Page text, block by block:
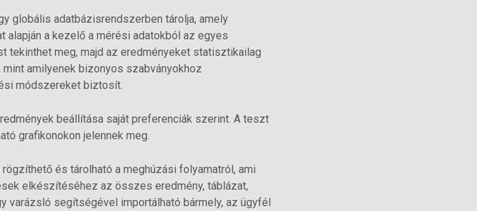
globális adatbázisrendszerben tárolja, amely
a kezelő a mérési adatokból az egyes
tekinthet meg, majd az eredményeket statisztikailag
amilyenek bizonyos szabványokhoz
módszereket biztosít.
beállítása saját preferenciák szerint. A teszt
grafikonokon jelennek meg.
és tárolható a meghúzási folyamatról, ami
elkészítéséhez az összes eredmény, táblázat,
varázsló segítségével importálható bármely, az ügyfél